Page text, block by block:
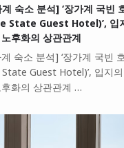
숙소 분석] ‘장가계 국빈
State Guest Hotel)’, 입
후화의 상관관계
숙소 분석] ‘장가계 국빈
Guest Hotel)’, 입지
화의 상관관계 …